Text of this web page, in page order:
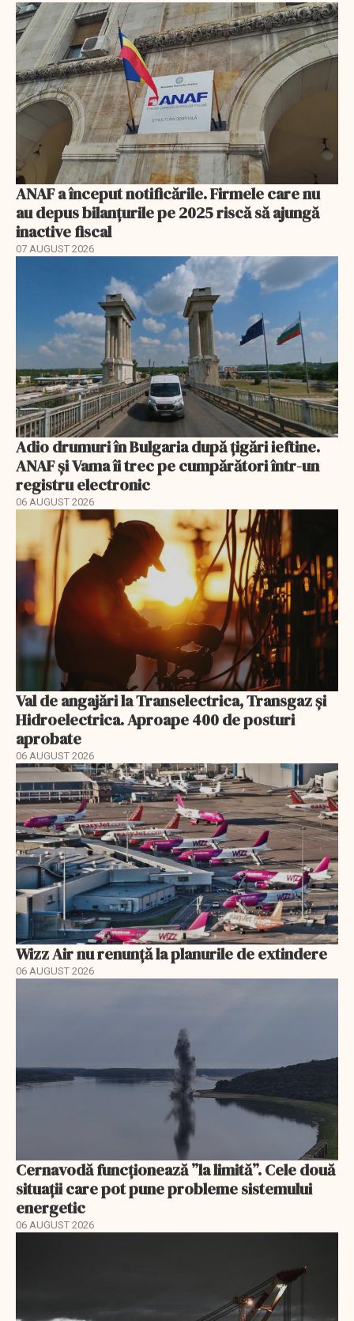
ANAF a început notificările. Firmele care nu
au depus bilanțurile pe 2025 riscă să ajungă
inactive fiscal
07 AUGUST 2026
Adio drumuri în Bulgaria după țigări ieftine.
ANAF și Vama îi trec pe cumpărători într-un
registru electronic
06 AUGUST 2026
Val de angajări la Transelectrica, Transgaz și
Hidroelectrica. Aproape 400 de posturi
aprobate
06 AUGUST 2026
Wizz Air nu renunță la planurile de extindere
06 AUGUST 2026
Cernavodă funcționează ”la limită”. Cele două
situații care pot pune probleme sistemului
energetic
06 AUGUST 2026